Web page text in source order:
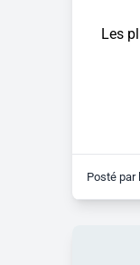
Les
Posté par